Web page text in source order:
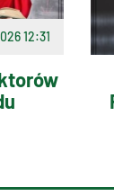
12:31